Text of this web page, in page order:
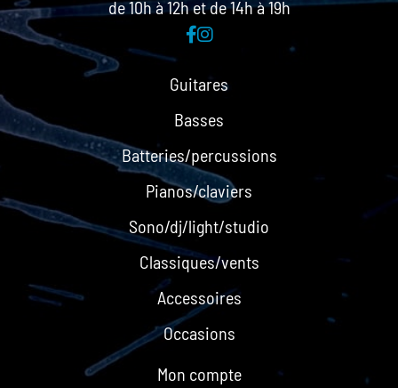
Guitares
Basses
Batteries/percussions
Pianos/claviers
Sono/dj/light/studio
Classiques/vents
Accessoires
Occasions
de 10h à 12h et de 14h à 19h
Mon compte